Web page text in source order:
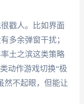
戳人。比如界面
多余弹窗干扰；
土之滨这类策略
动作游戏切换“极
然不起眼，但能让